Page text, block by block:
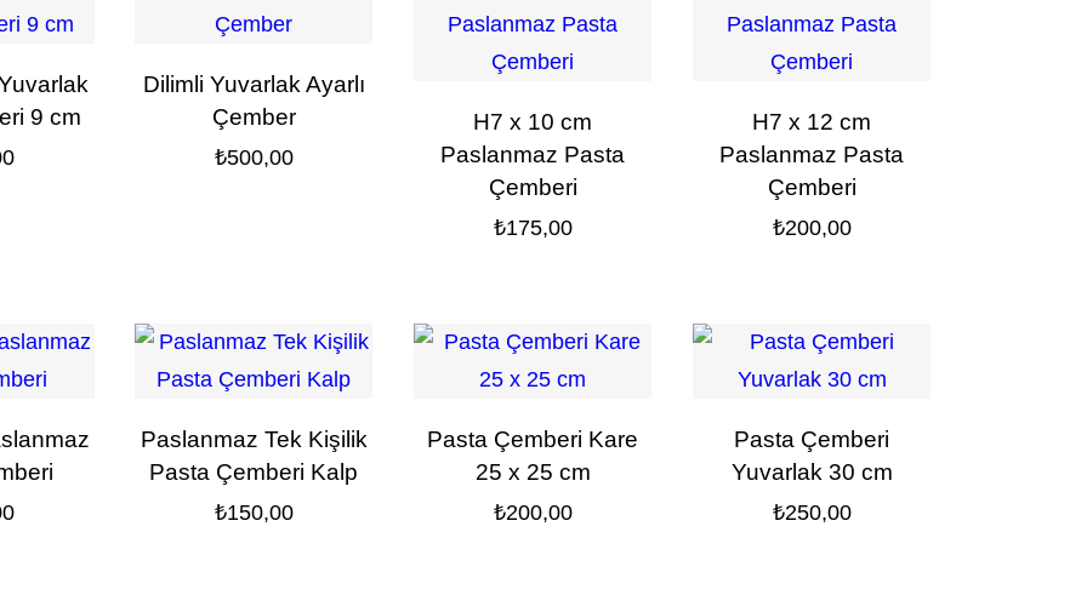
9 cm
Dilimli Yuvarlak Ayarlı
Çember
₺500,00
H7 x 10 cm
Paslanmaz Pasta
Çemberi
₺175,00
H7 x 12 cm
Paslanmaz Pasta
Çemberi
₺200,00
Paslanmaz Tek Kişilik
Pasta Çemberi Kalp
₺150,00
Pasta Çemberi Kare
25 x 25 cm
₺200,00
Pasta Çemberi
Yuvarlak 30 cm
₺250,00